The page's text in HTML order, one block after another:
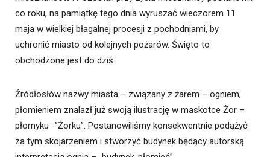
co roku, na pamiątkę tego dnia wyruszać wieczorem 11
maja w wielkiej błagalnej procesji z pochodniami, by
uchronić miasto od kolejnych pożarów. Święto to
obchodzone jest do dziś.
Źródłosłów nazwy miasta – związany z żarem – ogniem,
płomieniem znalazł już swoją ilustrację w maskotce Żor –
płomyku -”Żorku”. Postanowiliśmy konsekwentnie podążyć
za tym skojarzeniem i stworzyć budynek będący autorską